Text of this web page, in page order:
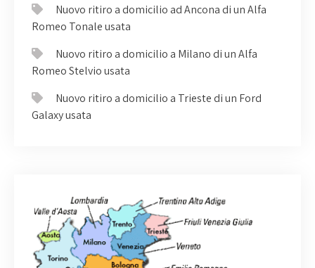
Nuovo ritiro a domicilio ad Ancona di un Alfa
Romeo Tonale usata
Nuovo ritiro a domicilio a Milano di un Alfa
Romeo Stelvio usata
Nuovo ritiro a domicilio a Trieste di un Ford
Galaxy usata